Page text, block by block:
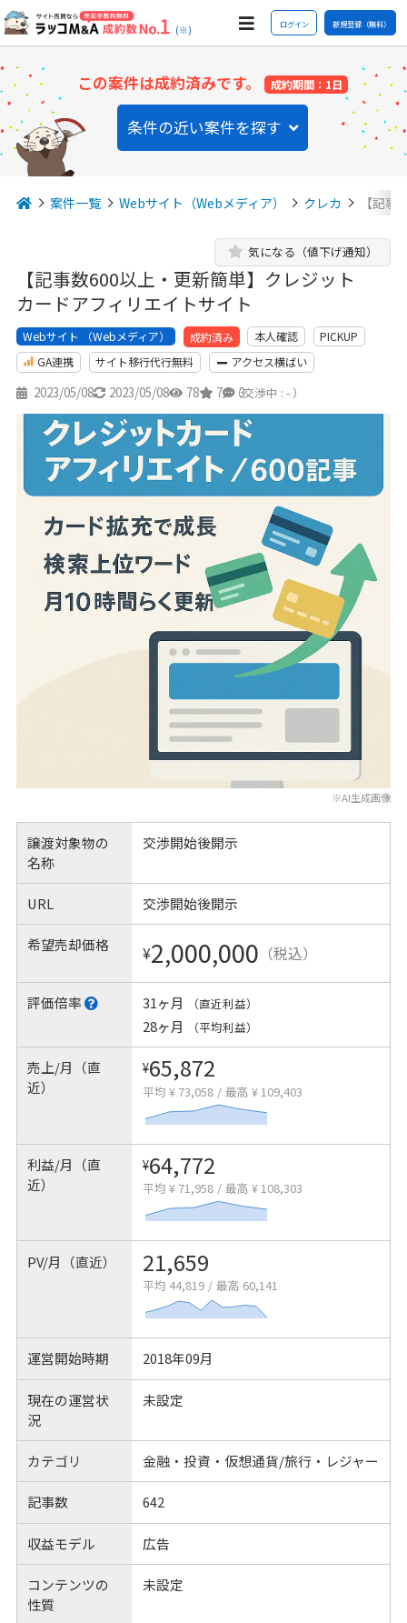
(※) ログイン 新規登録（無料）
この案件は成約済みです。 成約期間：1日
条件の近い案件を探す
案件一覧 Webサイト（Webメディア） クレカ 【記
【記事数600以上・更新簡単】クレジット
カードアフィリエイトサイト
気になる（値下げ通知）
Webサイト （Webメディア） 成約済み 本人確認
PICKUP
GA連携
サイト移行代行無料 アクセス横ばい
2023/05/08 2023/05/08 78 7 3
（交渉中 : - ）
※AI生成画像
譲渡対象物の
名称
交渉開始後開示
URL 交渉開始後開示
希望売却価格 ¥2,000,000 （税込）
評価倍率 31ヶ月 （直近利益）
28ヶ月 （平均利益）
売上/月（直
近）
¥65,872
平均 ¥ 73,058 / 最高 ¥ 109,403
利益/月（直
近）
¥64,772
平均 ¥ 71,958 / 最高 ¥ 108,303
PV/月（直近） 21,659
平均 44,819 / 最高 60,141
運営開始時期 2018年09月
現在の運営状
況
未設定
カテゴリ 金融・投資・仮想通貨/旅行・レジャー
記事数 642
収益モデル 広告
コンテンツの
性質
未設定